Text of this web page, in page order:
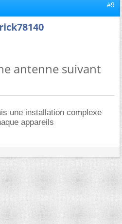
#9
antenne suivant
une installation complexe
appareils